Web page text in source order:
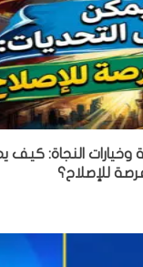
وخيارات النجاة:
للإصلاح؟